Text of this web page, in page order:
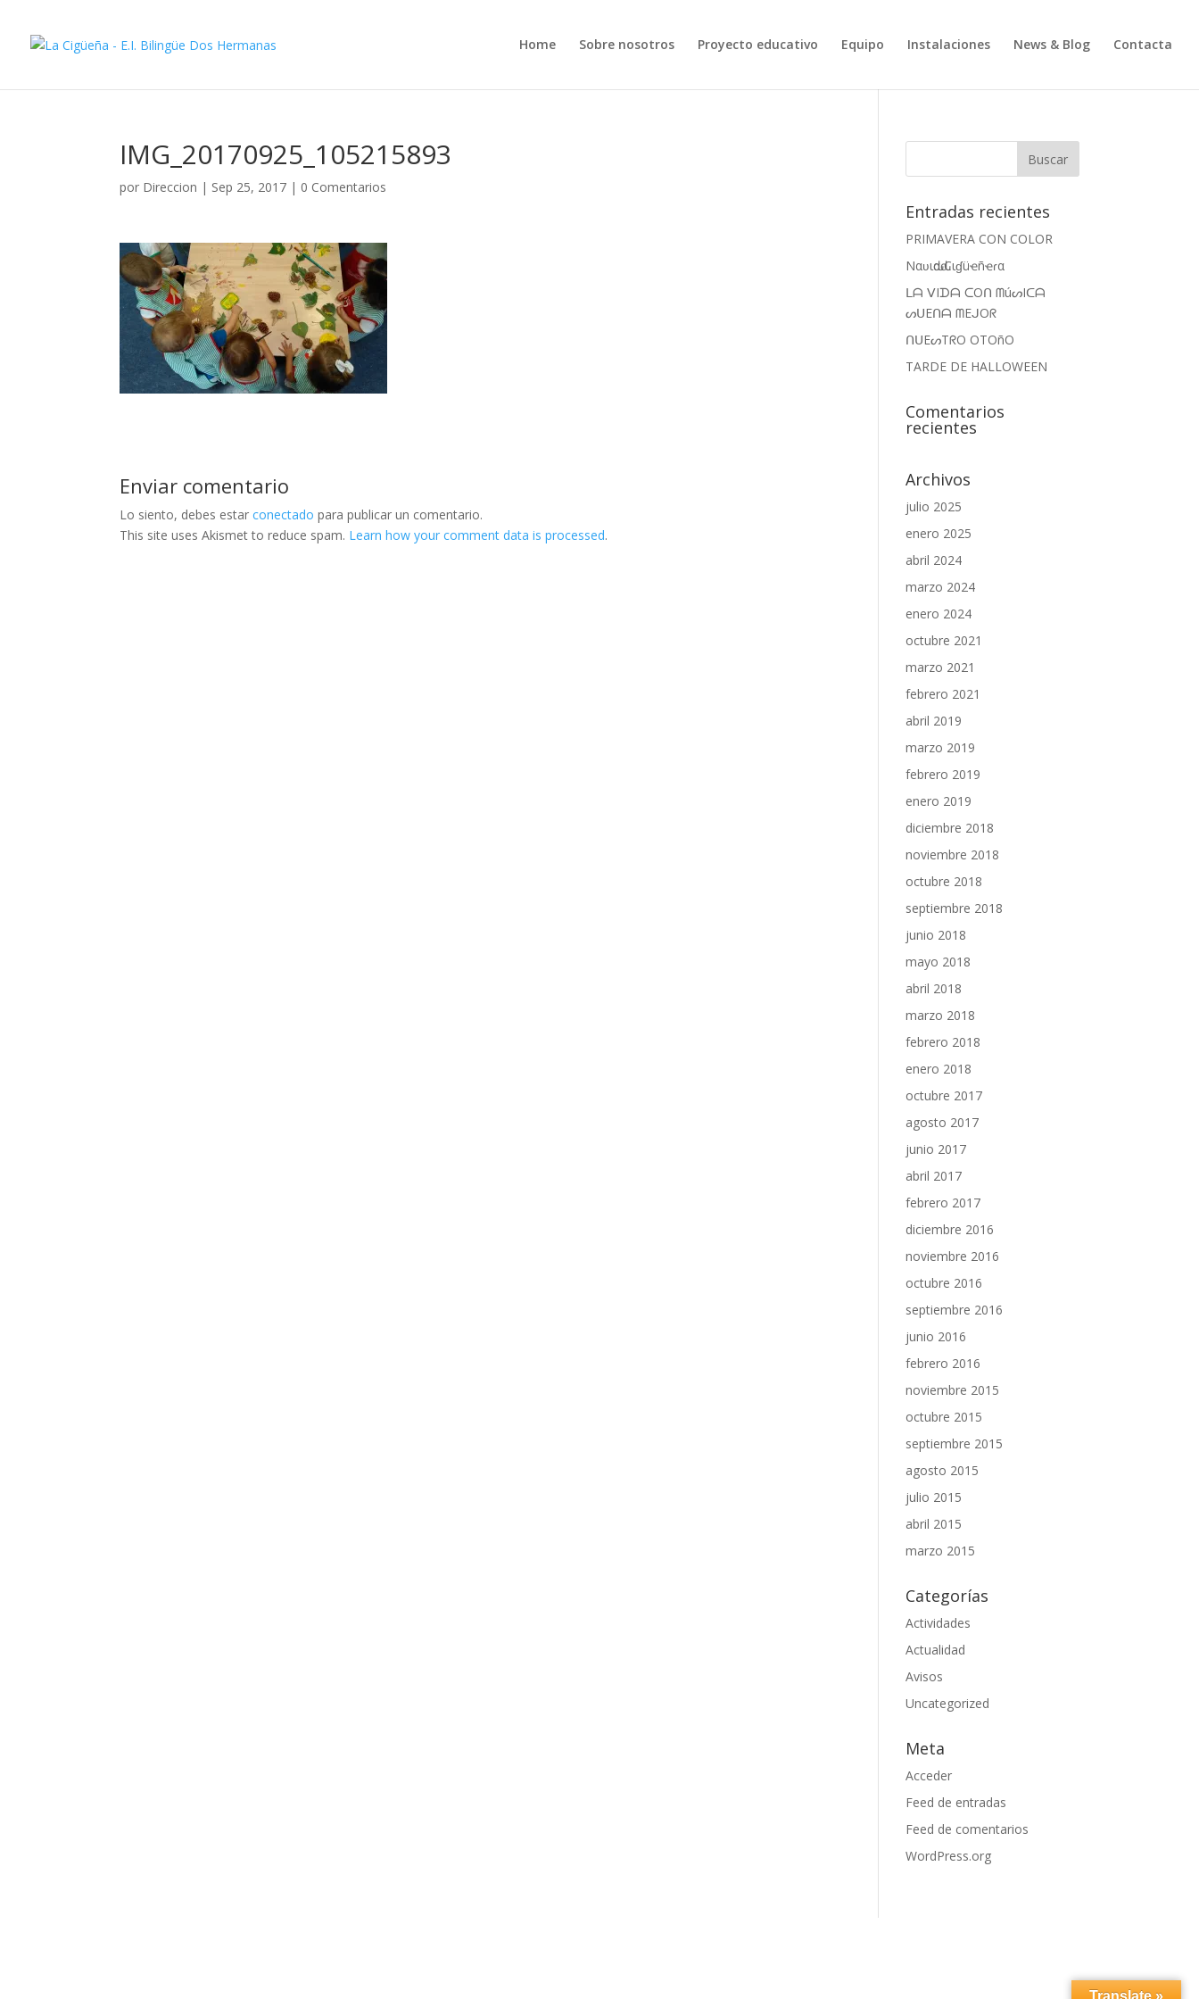
Home Sobre nosotros Proyecto educativo Equipo Instalaciones News & Blog Contacta
IMG_20170925_105215893
por Direccion | Sep 25, 2017 | 0 Comentarios
Enviar comentario
Lo siento, debes estarconectado para publicar un comentario.
This site uses Akismet to reduce spam. Learn how your comment data is processed.
Entradas recientes
PRIMAVERA CON COLOR
Nαʋιԃαԃ Cιɠüҽñҽɾα
ᒪᗩ ᐯIᗪᗩ ᑕOᑎ ᗰúᔕIᑕᗩ
ᔕᑌEᑎᗩ ᗰEᒍOᖇ
ᑎᑌEᔕTᖇO OTOñO
TARDE DE HALLOWEEN
Comentarios
recientes
Archivos
julio 2025
enero 2025
abril 2024
marzo 2024
enero 2024
octubre 2021
marzo 2021
febrero 2021
abril 2019
marzo 2019
febrero 2019
enero 2019
diciembre 2018
noviembre 2018
octubre 2018
septiembre 2018
junio 2018
mayo 2018
abril 2018
marzo 2018
febrero 2018
enero 2018
octubre 2017
agosto 2017
junio 2017
abril 2017
febrero 2017
diciembre 2016
noviembre 2016
octubre 2016
septiembre 2016
junio 2016
febrero 2016
noviembre 2015
octubre 2015
septiembre 2015
agosto 2015
julio 2015
abril 2015
marzo 2015
Categorías
Actividades
Actualidad
Avisos
Uncategorized
Meta
Acceder
Feed de entradas
Feed de comentarios
WordPress.org
Translate »